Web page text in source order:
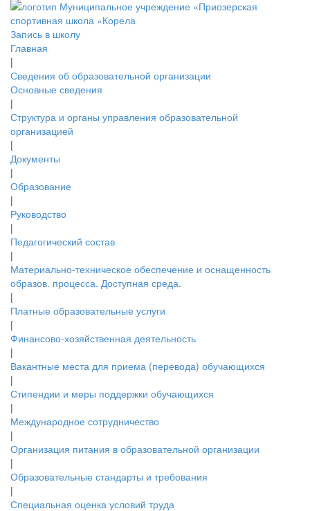
Запись в школу
Главная
|
Сведения об образовательной организации
Основные сведения
|
Структура и органы управления образовательной
организацией
|
Документы
|
Образование
|
Руководство
|
Педагогический состав
|
Материально-техническое обеспечение и оснащенность
образов. процесса. Доступная среда.
|
Платные образовательные услуги
|
Финансово-хозяйственная деятельность
|
Вакантные места для приема (перевода) обучающихся
|
Стипендии и меры поддержки обучающихся
|
Международное сотрудничество
|
Организация питания в образовательной организации
|
Образовательные стандарты и требования
|
Специальная оценка условий труда